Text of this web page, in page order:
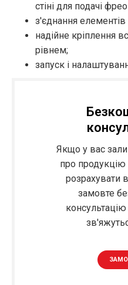
стіні для подачі
з'єднання
надійне кріплення
рівнем;
запуск і
Якщо у вас
про
розрахувати
замовте
консультацію